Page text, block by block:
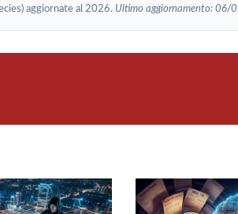
aggiornate al 2026. Ultimo aggiornamento: 06/